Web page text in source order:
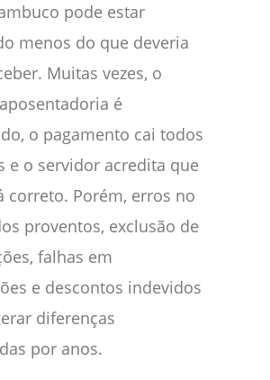
pode estar
menos do que deveria
Muitas vezes, o
é
o pagamento cai todos
e o servidor acredita que
correto. Porém, erros no
proventos, exclusão de
falhas em
e descontos indevidos
diferenças
por anos.